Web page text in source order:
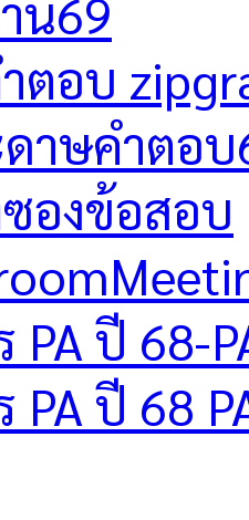
น69
ตอบ
าษคำตอบ
องข้อสอบ
PA ปี 68-
PA ปี 68